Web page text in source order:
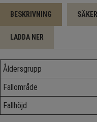
BESKRIVNING
LADDA NER
Åldersgrupp
Fallområde
Fallhöjd